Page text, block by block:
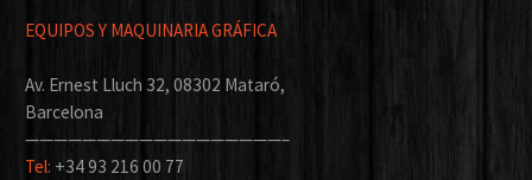
EQUIPOS Y MAQUINARIA GRÁFICA
Av. Ernest Lluch 32, 08302 Mataró,
Barcelona
——————————————————–
Tel: +34 93 216 00 77